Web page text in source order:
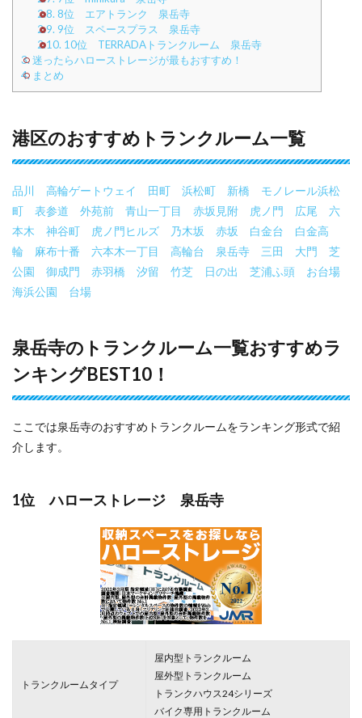
2.8. 8位 エアトランク 泉岳寺
2.9. 9位 スペースプラス 泉岳寺
2.10. 10位 TERRADAトランクルーム 泉岳寺
3.迷ったらハローストレージが最もおすすめ！
4. まとめ
港区のおすすめトランクルーム一覧
品川 高輪ゲートウェイ 田町 浜松町 新橋
モノレール浜松
町
表参道 外苑前 青山一丁目 赤坂見附 虎ノ門 広尾
六
本木
神谷町 虎ノ門ヒルズ 乃木坂 赤坂 白金台
白金高
輪
麻布十番 六本木一丁目 高輪台 泉岳寺 三田 大門
芝
公園
御成門 赤羽橋 汐留 竹芝 日の出 芝浦ふ頭
お台場
海浜公園
台場
泉岳寺のトランクルーム一覧おすすめラ
ンキングBEST10！
ここでは泉岳寺のおすすめトランクルームをランキング形式で紹
介します。
1位 ハローストレージ 泉岳寺
トランクルームタイプ
屋内型トランクルーム
屋外型トランクルーム
トランクハウス24シリーズ
バイク専用トランクルーム